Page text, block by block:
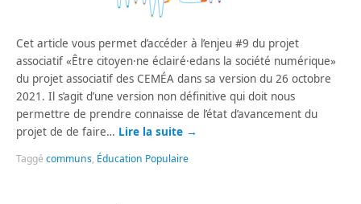
Cet article vous permet d’accéder à l’enjeu #9 du projet
associatif «Être citoyen·ne éclairé·edans la société numérique»
du projet associatif des CEMÉA dans sa version du 26 octobre
2021. Il s’agit d’une version non définitive qui doit nous
permettre de prendre connaisse de l’état d’avancement du
projet de de faire… Lire la suite →
Taggécommuns, Éducation Populaire